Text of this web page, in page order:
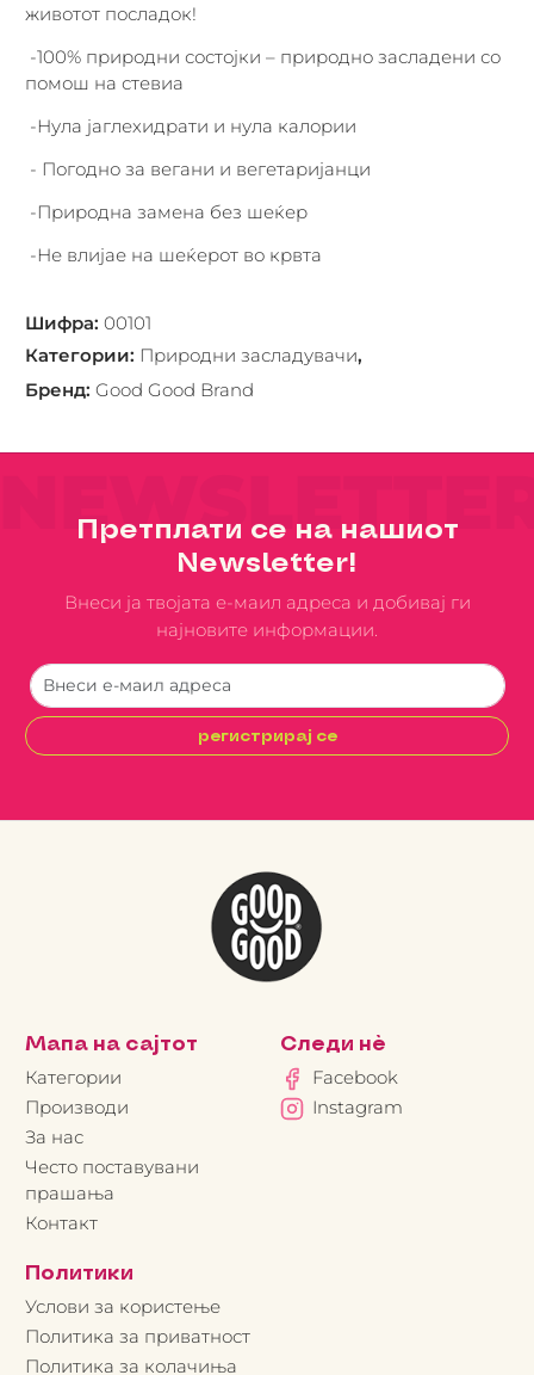
животот посладок!
-100% природни состојки – природно засладени со
помош на стевиа
-Нула јаглехидрати и нула калории
- Погодно за вегани и вегетаријанци
-Природна замена без шеќер
-Не влијае на шеќерот во крвта
Шифра: 00101
Категории: Природни засладувачи,
Бренд: Good Good Brand
Претплати се на нашиот
Newsletter!
Внеси ја твојата е-маил адреса и добивај ги
најновите информации.
регистрирај се
Мапа на сајтот
Категории
Производи
За нас
Често поставувани
прашања
Контакт
Политики
Услови за користење
Политика за приватност
Политика за колачиња
Следи нè
Facebook
Instagram